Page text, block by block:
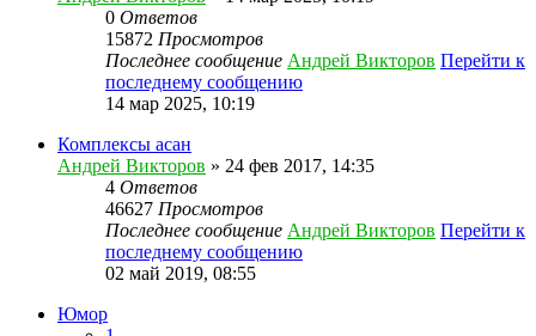
0 Ответов
15872 Просмотров
Последнее сообщение Андрей Викторов Перейти к
последнему сообщению
14 мар 2025, 10:19
Комплексы асан
Андрей Викторов » 24 фев 2017, 14:35
4 Ответов
46627 Просмотров
Последнее сообщение Андрей Викторов Перейти к
последнему сообщению
02 май 2019, 08:55
Юмор